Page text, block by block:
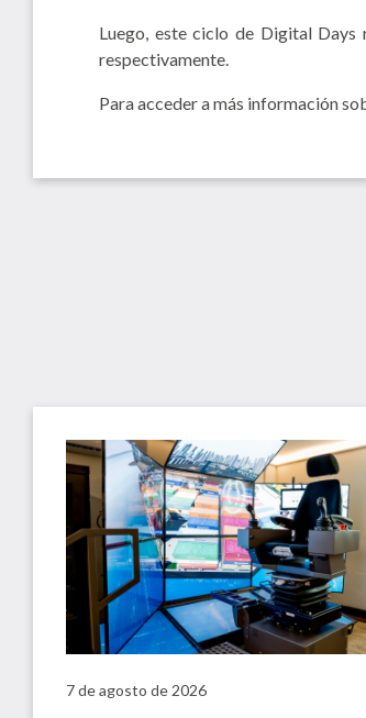
Luego, este ciclo de Digital Days
respectivamente.
Para acceder a más información
7 de agosto de 2026